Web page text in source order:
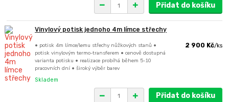
Přidat do košíku
Vinylový potisk jednoho 4m límce střechy
• potisk 4m límce/lemu střechy nůžkových stanů •
potisk vinylovým termo-transferem • cenově dostupná
varianta potisku • realizace probíhá během 5-10
pracovních dní • široký výběr barev
2 900 Kč/ks
Skladem
Přidat do košíku